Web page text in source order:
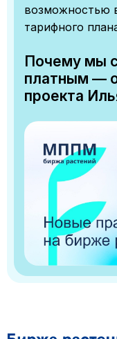
возможностью
тарифного
Почему мы
платным —
проекта